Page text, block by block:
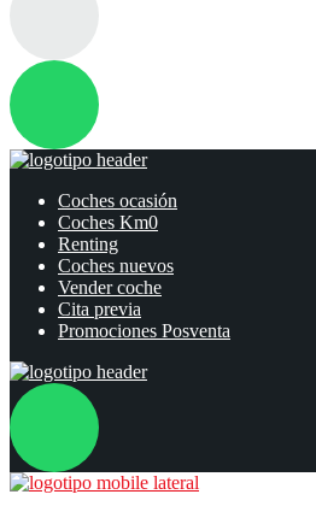
Coches ocasión
Coches Km0
Renting
Coches nuevos
Vender coche
Cita previa
Promociones Posventa